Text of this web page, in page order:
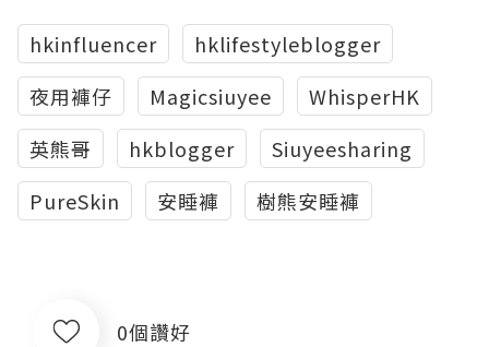
hkinfluencer
hklifestyleblogger
夜用褲仔
Magicsiuyee
WhisperHK
英熊哥
hkblogger
Siuyeesharing
PureSkin
安睡褲 樹熊安睡褲
0個讚好